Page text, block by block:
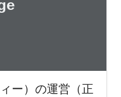
ー）の運営（正